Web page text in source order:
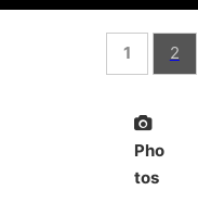
1 2
Pho
tos